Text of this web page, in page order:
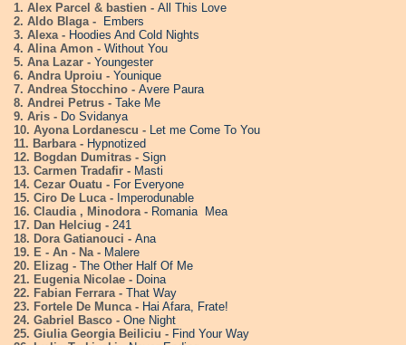
1. Alex Parcel & bastien - All This Love
2. Aldo Blaga -
Embers
3. Alexa - Hoodies And Cold Nights
4. Alina Amon - Without You
5. Ana Lazar - Youngester
6. Andra Uproiu - Younique
7. Andrea Stocchino - Avere Paura
8. Andrei Petrus - Take Me
9. Aris - Do Svidanya
10. Ayona Lordanescu - Let me Come To You
11. Barbara - Hypnotized
12. Bogdan Dumitras - Sign
13. Carmen Tradafir - Masti
14. Cezar Ouatu - For Everyone
15. Ciro De Luca - Imperodunable
16. Claudia , Minodora - Romania Mea
17. Dan Helciug - 241
18. Dora Gatianouci - Ana
19. E - An - Na - Malere
20. Elizag - The Other Half Of Me
21. Eugenia Nicolae - Doina
22. Fabian Ferrara - That Way
23. Fortele De Munca - Hai Afara, Frate!
24. Gabriel Basco - One Night
25. Giulia Georgia Beiliciu - Find Your Way